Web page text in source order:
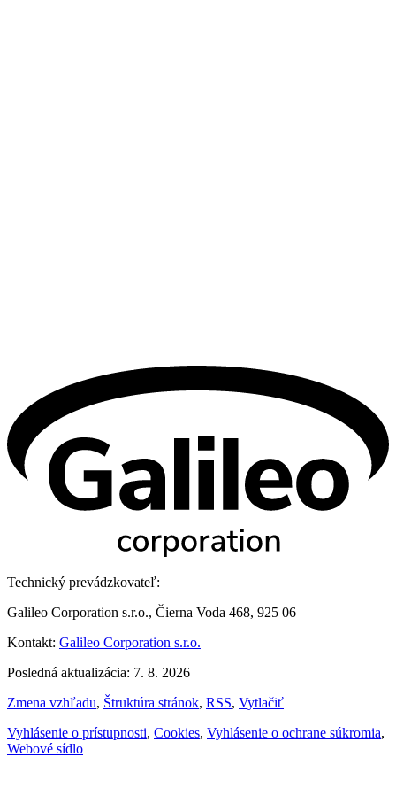
Technický prevádzkovateľ:
Galileo Corporation s.r.o., Čierna Voda 468, 925 06
Kontakt: Galileo Corporation s.r.o.
Posledná aktualizácia: 7. 8. 2026
Zmena vzhľadu, Štruktúra stránok, RSS, Vytlačiť
Vyhlásenie o prístupnosti, Cookies, Vyhlásenie o ochrane súkromia,
Webové sídlo